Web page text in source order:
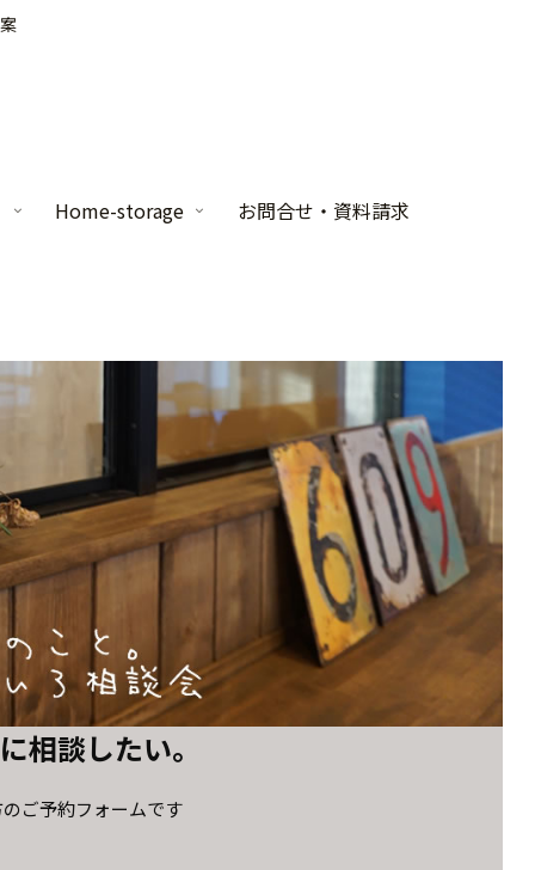
Home-storage お問合せ・資料請求
相談したい。
ご予約フォームです